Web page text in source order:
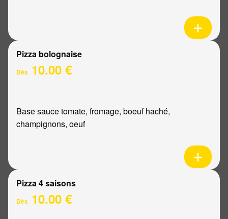
Pizza bolognaise
Dès 10.00 €
Base sauce tomate, fromage, boeuf haché,
champignons, oeuf
Pizza 4 saisons
Dès 10.00 €